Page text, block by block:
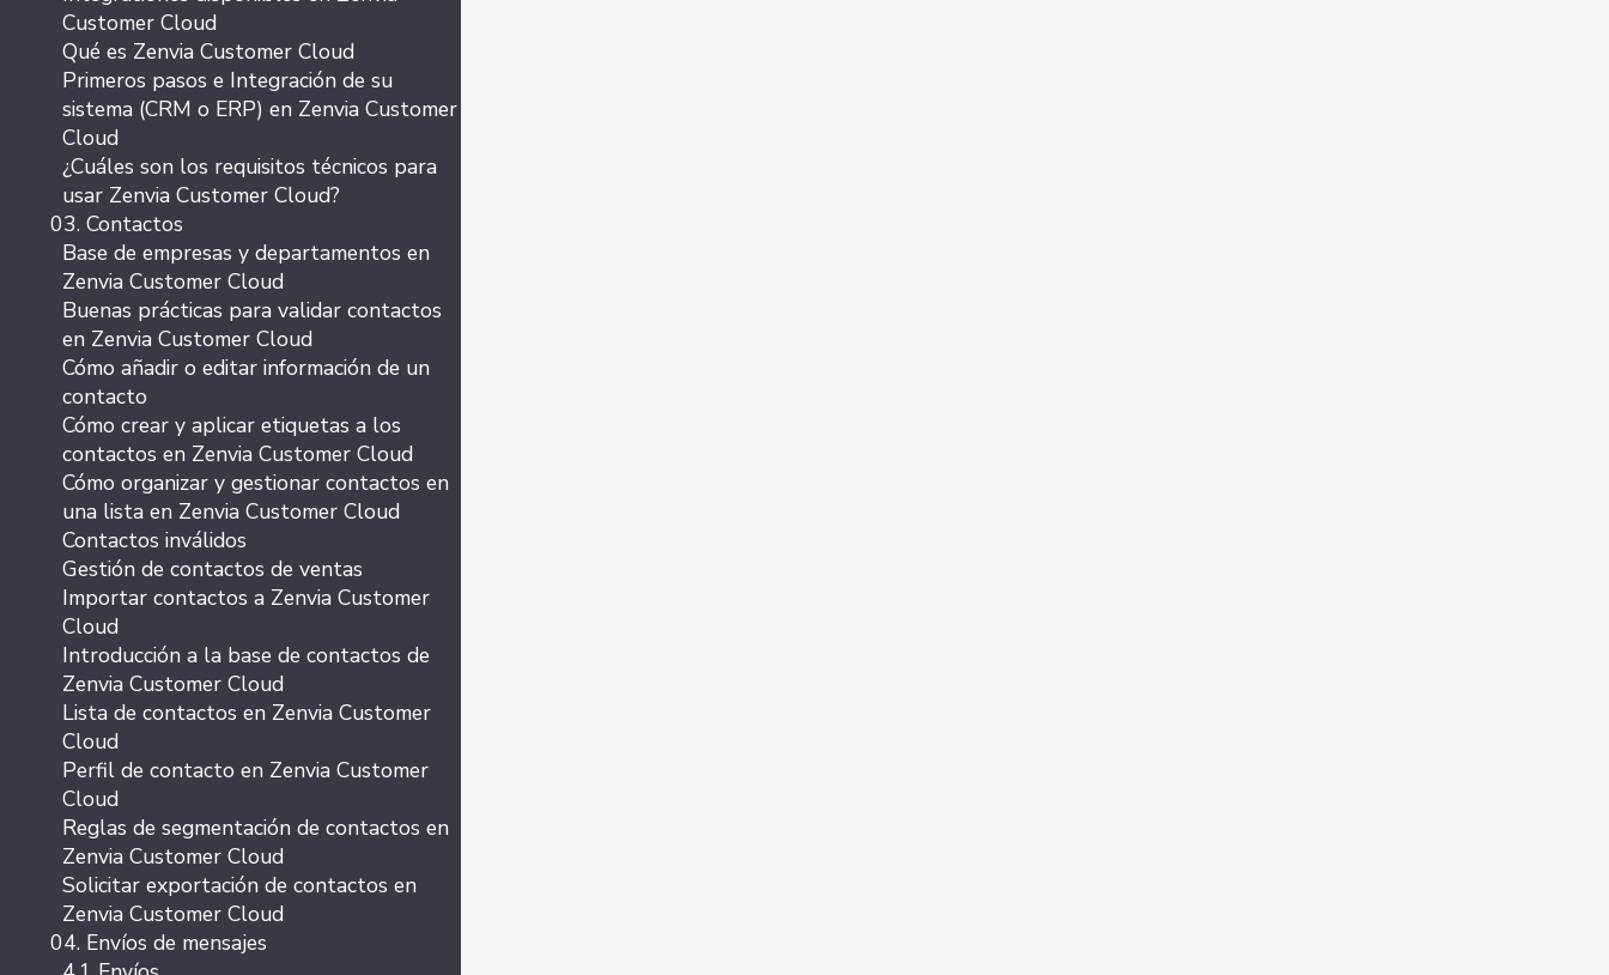
Customer Cloud
Qué es Zenvia Customer Cloud
Primeros pasos e Integración de su
sistema (CRM o ERP) en Zenvia Customer
Cloud
¿Cuáles son los requisitos técnicos para
usar Zenvia Customer Cloud?
03. Contactos
Base de empresas y departamentos en
Zenvia Customer Cloud
Buenas prácticas para validar contactos
en Zenvia Customer Cloud
Cómo añadir o editar información de un
contacto
Cómo crear y aplicar etiquetas a los
contactos en Zenvia Customer Cloud
Cómo organizar y gestionar contactos en
una lista en Zenvia Customer Cloud
Contactos inválidos
Gestión de contactos de ventas
Importar contactos a Zenvia Customer
Cloud
Introducción a la base de contactos de
Zenvia Customer Cloud
Lista de contactos en Zenvia Customer
Cloud
Perfil de contacto en Zenvia Customer
Cloud
Reglas de segmentación de contactos en
Zenvia Customer Cloud
Solicitar exportación de contactos en
Zenvia Customer Cloud
04. Envíos de mensajes